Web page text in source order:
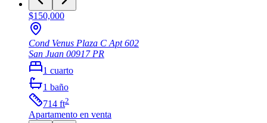
$150,000
Cond Venus Plaza C Apt 602
San Juan 00917PR
1 cuarto
1 baño
714 ft2
Apartamento en venta